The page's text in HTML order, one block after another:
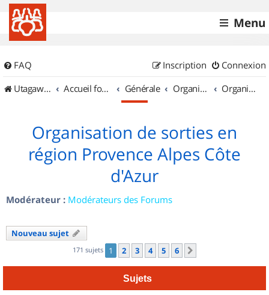
Menu
FAQ Connexion
Inscription
UtagawaVTT (Randos VTT et VTTAE avec traces GPS)
Accueil forum Générale Organisation de sorties & Recherche de partenaires Organisation de sorties en région Provence Alpes Côte d'Azur
Organisation de sorties en
région Provence Alpes Côte
d'Azur
Modérateur : Modérateurs des Forums
Nouveau sujet
171 sujets 1 2 3 4 5 6
Sujets